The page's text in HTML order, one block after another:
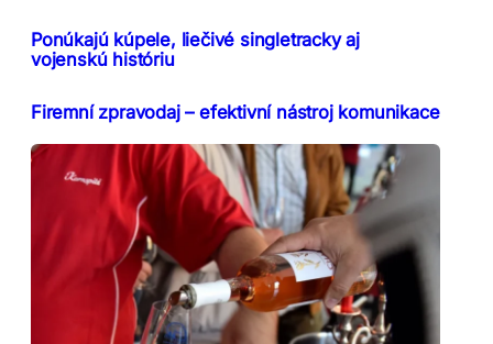
Ponúkajú kúpele, liečivé singletracky aj
vojenskú históriu
Firemní zpravodaj – efektivní nástroj komunikace